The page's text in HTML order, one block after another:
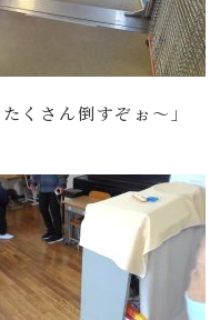
くさん倒すぞぉ～」